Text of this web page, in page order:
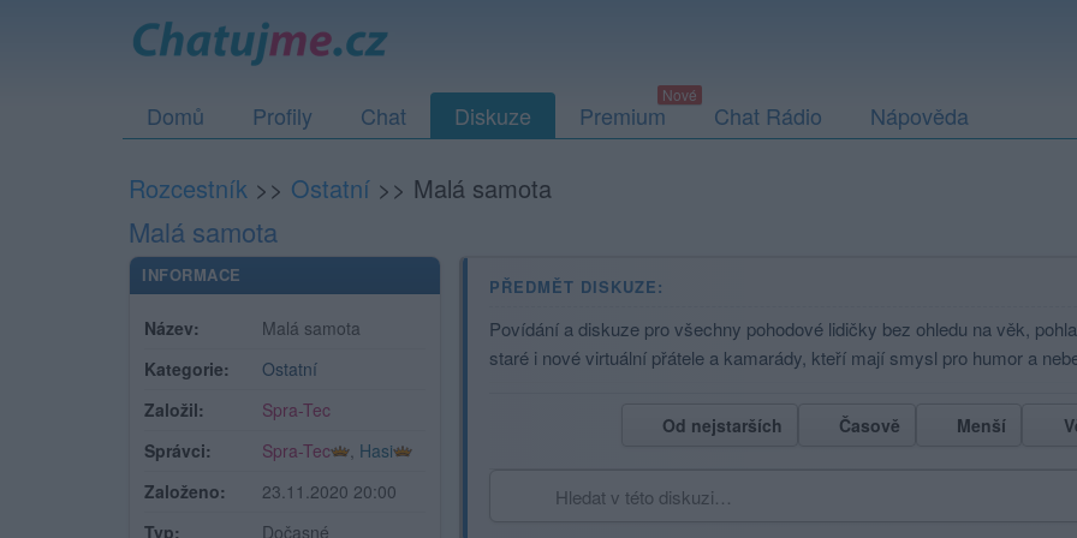
Domů Profily Chat Diskuze Premium Chat Rádio Nápověda
Rozcestník >> Ostatní >> Malá samota
Malá samota
INFORMACE
Název:
Malá samota
Kategorie:
Ostatní
Založil:
Spra-Tec
Správci:
Spra-Tec , Hasi
Založeno:
23.11.2020 20:00
Typ:
Dočasné
PŘEDMĚT DISKUZE:
Povídání a diskuze pro všechny pohodové lidičky bez ohledu na věk,
staré i nové virtuální přátele a kamarády, kteří mají smysl pro humor a
Od nejstarších Časově Menší